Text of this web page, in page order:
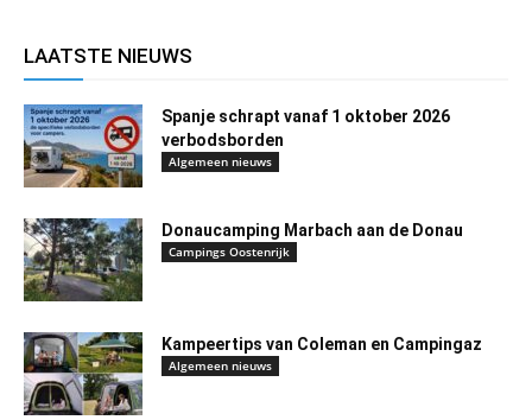
LAATSTE NIEUWS
Spanje schrapt vanaf 1 oktober 2026
verbodsborden
Algemeen nieuws
Donaucamping Marbach aan de Donau
Campings Oostenrijk
Kampeertips van Coleman en Campingaz
Algemeen nieuws